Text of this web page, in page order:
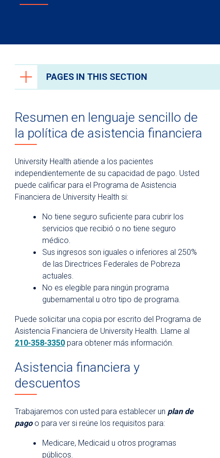
PAGES IN THIS SECTION
¿Por qué University Health?
Para pacientes
Facturación y seguros médicos
Seguros Médicos Aceptados
Asistencia financiera y cobertura
médica
Precios del hospital
Derechos y Protecciones contra la
Portal del paciente
Records médicos
Parking
Fitness Center
Hospital en Casa
Directorio de departamentos y clínicas
Planificación para una hospitalización
Planificación anticipada de la atención
médica
Asistencia financiera y cobertura
médica
Resumen en lenguaje sencillo de
la política de asistencia financiera
University Health atiende a los pacientes
independientemente de su capacidad de pago. Usted
puede calificar para el Programa de Asistencia
Financiera de University Health si:
No tiene seguro suficiente para cubrir los
servicios que recibió o no tiene seguro
médico.
Sus ingresos son iguales o inferiores al 250%
de las Directrices Federales de Pobreza
actuales.
No es elegible para ningún programa
gubernamental u otro tipo de programa.
Puede solicitar una copia por escrito del Programa de
Asistencia Financiera de University Health. Llame al
210-358-3350 para obtener más información.
Asistencia financiera y
descuentos
Trabajaremos con usted para establecer un plan de
pagoo para ver si reúne los requisitos para:
Medicare, Medicaid u otros programas
públicos.